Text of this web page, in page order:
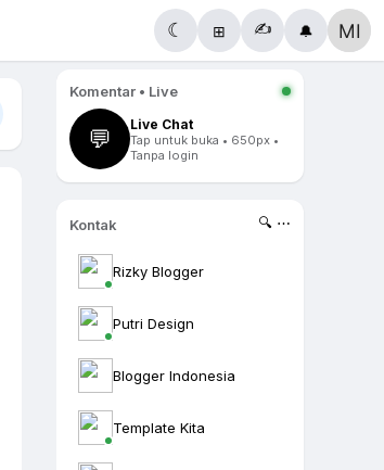
☾ ⊞ ✍️ 🔔
Komentar • Live
💬
Live Chat
Tap untuk buka • 650px •
Tanpa login
Kontak 🔍 ⋯
Rizky Blogger
Putri Design
Blogger Indonesia
Template Kita